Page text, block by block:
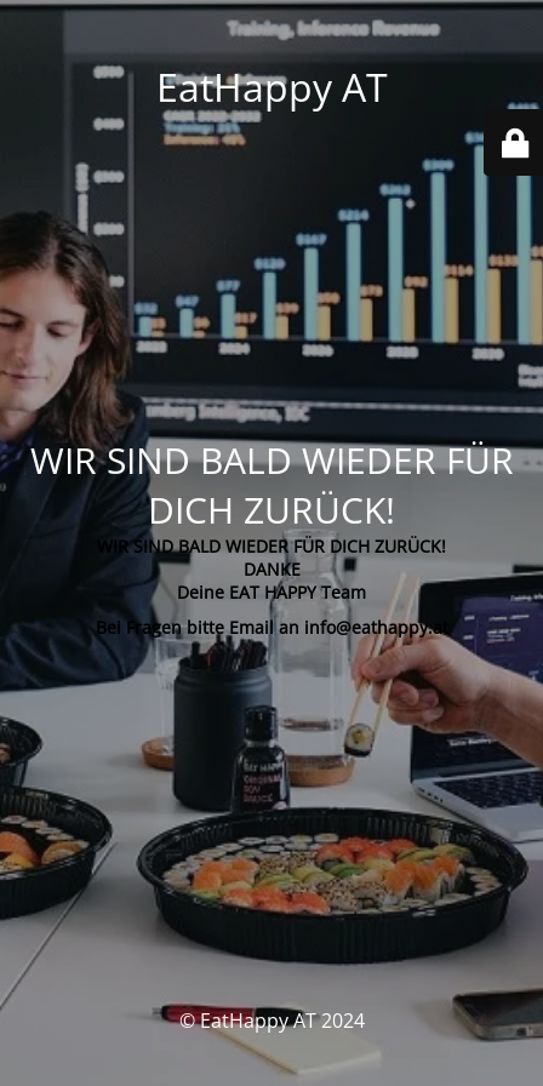
EatHappy AT
WIR SIND BALD WIEDER FÜR
DICH ZURÜCK!
WIR SIND BALD WIEDER FÜR DICH ZURÜCK!
DANKE
Deine EAT HAPPY Team
Bei Fragen bitte Email an info@eathappy.at
© EatHappy AT 2024